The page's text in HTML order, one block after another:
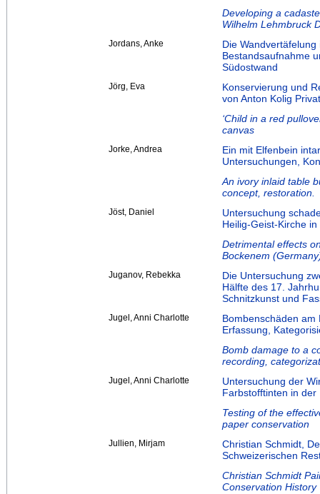
Developing a
Wilhelm Lehmbruck
Jordans, Anke
Die
Bestandsaufnahme
Südostwand
Jörg, Eva
Konservierung und
von Anton Kolig
‘Child in a red
canvas
Jorke, Andrea
Ein mit Elfenbein
Untersuchungen,
An ivory inlaid table
concept, restoration.
Jöst, Daniel
Untersuchung
Heilig-Geist-Kirche
Detrimental effects
Bockenem
Juganov, Rebekka
Die Untersuchung
Hälfte des 17.
Schnitzkunst und
Jugel, Anni Charlotte
Bombenschäden
Erfassung,
Bomb damage to a
recording,
Jugel, Anni Charlotte
Untersuchung der
Farbstofftinten in
Testing of the
paper conservation
Jullien, Mirjam
Christian Schmidt,
Schweizerischen
Christian Schmidt
Conservation History